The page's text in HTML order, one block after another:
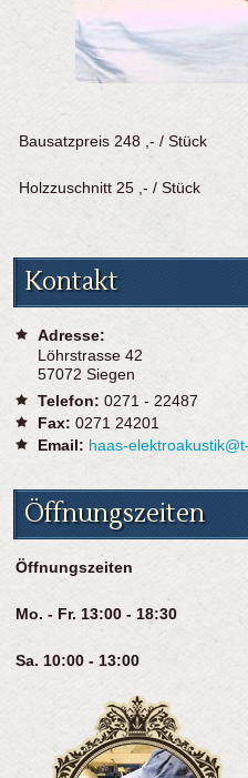
Bausatzpreis 248 ,- / Stück
Holzzuschnitt 25 ,- / Stück
Kontakt
Adresse:
Löhrstrasse 42
57072 Siegen
Telefon: 0271 - 22487
Fax: 0271 24201
Email: haas-
Öffnungszeiten
Öffnungszeiten
Mo. - Fr. 13:00 - 18:30
Sa. 10:00 - 13:00